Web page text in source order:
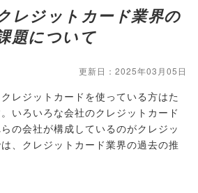
レジットカード業界の
題について
更新日：2025年03月05日
レジットカードを使っている方はた
いろいろな会社のクレジットカード
の会社が構成しているのがクレジッ
、クレジットカード業界の過去の推